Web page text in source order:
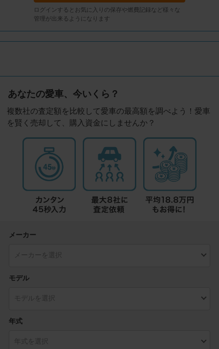
ログインするとお気に入りの保存や燃費記録など様々な
管理が出来るようになります
あなたの愛車、今いくら？
複数社の査定額を比較して愛車の最高額を調べよう！愛車
を賢く売却して、購入資金にしませんか？
メーカー
モデル
年式